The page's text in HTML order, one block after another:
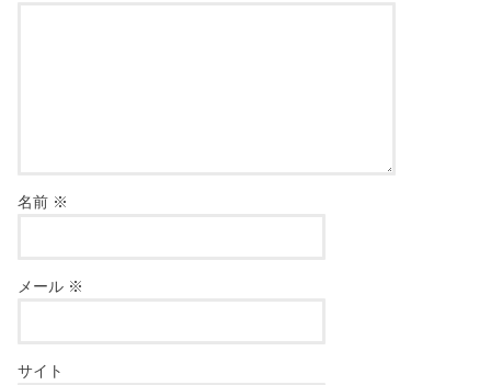
名前 ※
メール ※
サイト